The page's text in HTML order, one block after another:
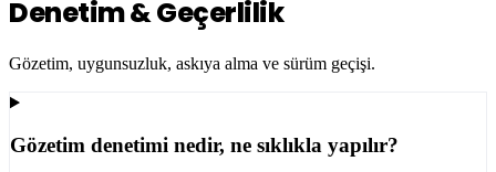
Denetim & Geçerlilik
Gözetim, uygunsuzluk, askıya alma ve sürüm geçişi.
Gözetim denetimi nedir, ne sıklıkla yapılır?